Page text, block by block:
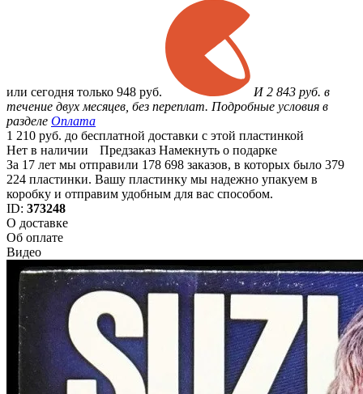
или сегодня только 948 руб.
И 2 843 руб. в
течение двух месяцев, без переплат. Подробные условия в
разделе Оплата
1 210 руб. до бесплатной доставки с этой пластинкой
Нет в наличии
Предзаказ Намекнуть о подарке
За 17 лет мы отправили 178 698 заказов, в которых было 379
224 пластинки. Вашу пластинку мы надежно упакуем в
коробку и отправим удобным для вас способом.
ID: 373248
О доставке
Об оплате
Видео